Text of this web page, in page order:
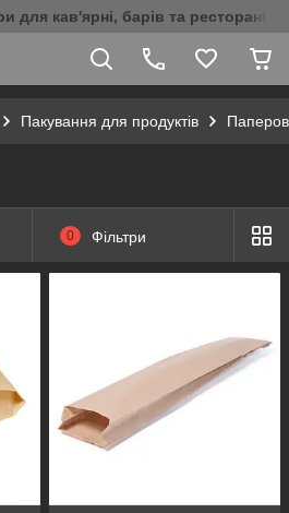
для кав'ярні, барів та ресторанів
Пакування для продуктів
0 Фільтри